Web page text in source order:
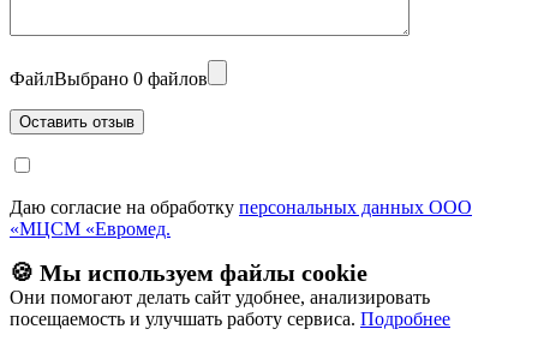
ФайлВыбрано 0 файлов
Даю согласие на обработку персональных данных ООО
«МЦСМ «Евромед.
🍪 Мы используем файлы cookie
Они помогают делать сайт удобнее, анализировать
посещаемость и улучшать работу сервиса. Подробнее